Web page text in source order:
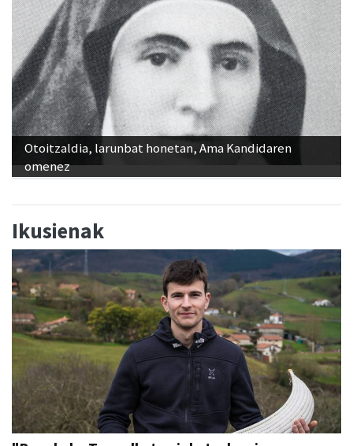
Otoitzaldia, larunbat honetan, Ama Kandidaren
omenez
Ikusienak